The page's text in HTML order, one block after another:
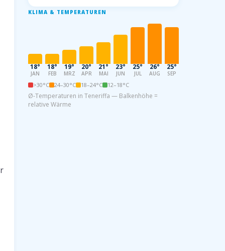
KLIMA & TEMPERATUREN
18°
JAN
18°
FEB
19°
MRZ
20°
APR
21°
MAI
23°
JUN
25°
JUL
26°
AUG
25°
SEP
>30°C 24–30°C 18–24°C 12–18°C
Ø-Temperaturen in Teneriffa — Balkenhöhe =
relative Wärme